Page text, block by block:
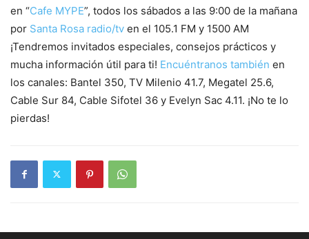
en “Cafe MYPE”, todos los sábados a las 9:00 de la mañana
por Santa Rosa radio/tv en el 105.1 FM y 1500 AM
¡Tendremos invitados especiales, consejos prácticos y
mucha información útil para ti! Encuéntranos también en
los canales: Bantel 350, TV Milenio 41.7, Megatel 25.6,
Cable Sur 84, Cable Sifotel 36 y Evelyn Sac 4.11. ¡No te lo
pierdas!